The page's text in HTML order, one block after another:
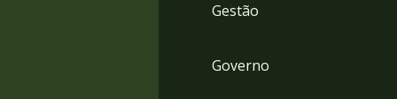
Gestão
Governo